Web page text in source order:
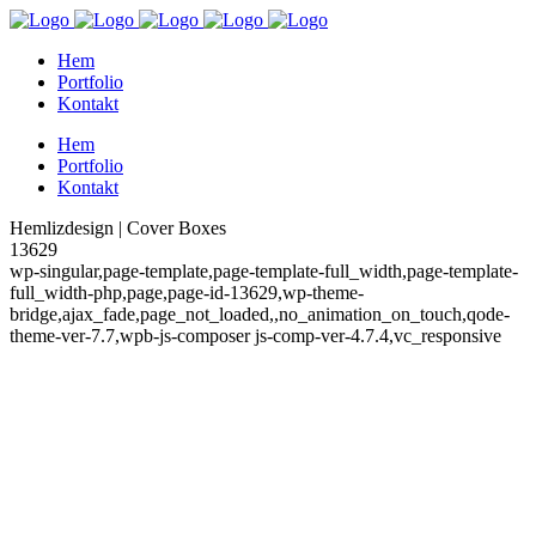
Hem
Portfolio
Kontakt
Hem
Portfolio
Kontakt
Hemlizdesign | Cover Boxes
13629
wp-singular,page-template,page-template-full_width,page-template-
full_width-php,page,page-id-13629,wp-theme-
bridge,ajax_fade,page_not_loaded,,no_animation_on_touch,qode-
theme-ver-7.7,wpb-js-composer js-comp-ver-4.7.4,vc_responsive